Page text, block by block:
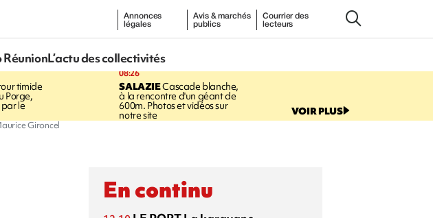
Annonces
légales
Avis & marchés
publics
Courrier des
lecteurs
L’actu des collectivités
timide
Porge,
le
08:26
SALAZIECascade blanche,
à la rencontre d'un géant de
600m. Photos et vidéos sur
notre site VOIR PLUS
Gironcel
En continu